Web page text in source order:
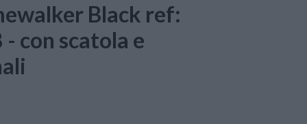
Black ref:
con scatola e